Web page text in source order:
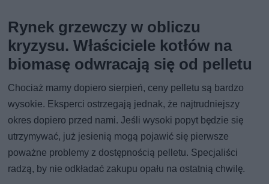
Rynek grzewczy w obliczu
kryzysu. Właściciele kotłów na
biomasę odwracają się od pelletu
Chociaż mamy dopiero sierpień, ceny pelletu są bardzo
wysokie. Eksperci ostrzegają jednak, że najtrudniejszy
okres dopiero przed nami. Jeśli wysoki popyt będzie się
utrzymywać, już jesienią mogą pojawić się pierwsze
poważne problemy z dostępnością pelletu. Specjaliści
radzą, by nie odkładać zakupu opału na ostatnią chwilę.